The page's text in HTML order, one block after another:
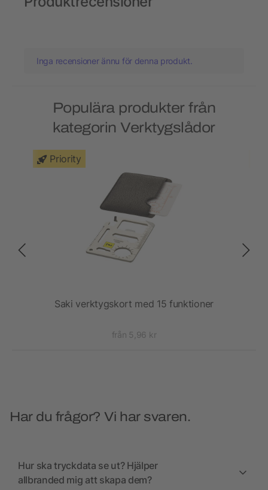
Inga recensioner ännu för denna produkt.
Populära produkter från
kategorin Verktygslådor
Priority
Saki verktygskort med 15 funktioner
från 5,96 kr
Har du frågor? Vi har svaren.
Hur ska tryckdata se ut? Hjälper
allbranded mig att skapa dem?